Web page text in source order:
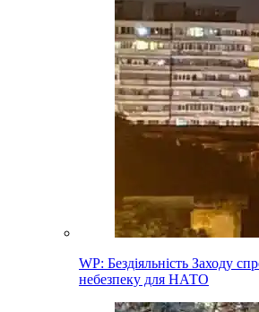
WP: Бездіяльність Заходу
небезпеку для НАТО